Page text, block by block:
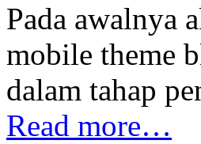
Pada awalnya
mobile theme
dalam tahap
Read more…